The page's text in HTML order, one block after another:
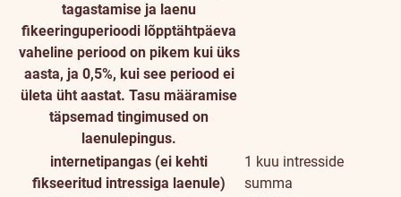
tagastamise ja laenu
fikeeringuperioodi lõpptähtpäeva
vaheline periood on pikem kui üks
aasta, ja 0,5%, kui see periood ei
ületa üht aastat. Tasu määramise
täpsemad tingimused on
laenulepingus.
internetipangas (ei kehti
fikseeritud intressiga laenule)
1 kuu intresside
summa